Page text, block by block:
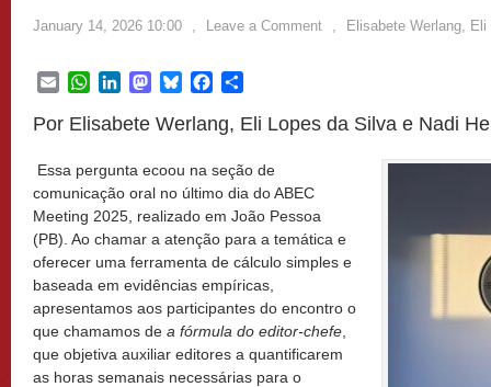
January 14, 2026 10:00 , Leave a Comment , Elisabete Werlang,
EmailWhatsApp
LinkedInMastodon
BlueskyFacebook
Por Elisabete Werlang, Eli Lopes da Silva e Nadi
Essa pergunta ecoou na seção de
comunicação oral no último dia do ABEC
Meeting 2025, realizado em João Pessoa
(PB). Ao chamar a atenção para a temática e
oferecer uma ferramenta de cálculo simples e
baseada em evidências empíricas,
apresentamos aos participantes do encontro o
que chamamos de a fórmula do editor-chefe
que objetiva auxiliar editores a quantificarem
as horas semanais necessárias para o